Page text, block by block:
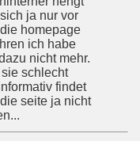
ja nur vor
homepage
ich habe
nicht mehr.
schlecht
findet
seite ja nicht